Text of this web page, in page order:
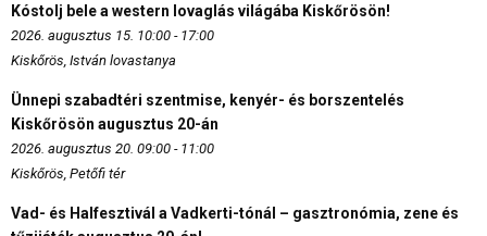
Kóstolj bele a western lovaglás világába Kiskőrösön!
2026. augusztus 15. 10:00 - 17:00
Kiskőrös, István lovastanya
Ünnepi szabadtéri szentmise, kenyér- és borszentelés
Kiskőrösön augusztus 20-án
2026. augusztus 20. 09:00 - 11:00
Kiskőrös, Petőfi tér
Vad- és Halfesztivál a Vadkerti-tónál – gasztronómia, zene és